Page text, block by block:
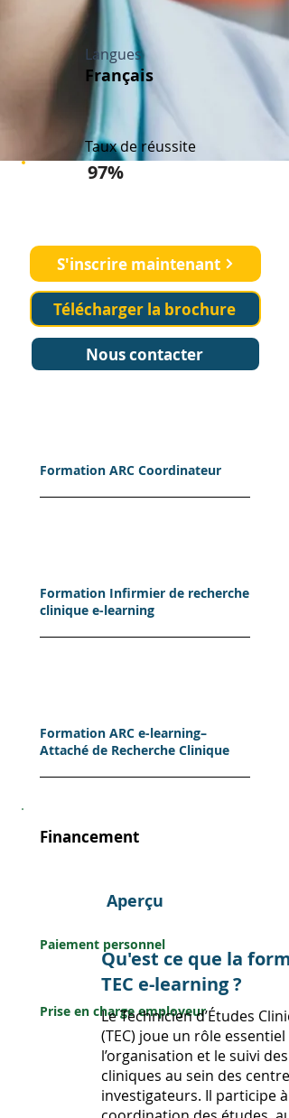
Langues
Français
Taux de réussite
97%
S'inscrire maintenant
Télécharger la brochure
Nous contacter
Formation ARC Coordinateur
Formation Infirmier de recherche
clinique e-learning
Formation ARC e-learning–
Attaché de Recherche Clinique
Financement
nnel
Paiement personnel
Entreprise
Prise en charge employeur
Aperçu
Qu'est ce que la
TEC e-learning ?
Le Technicien d’Études
(TEC) joue un rôle essentiel
l’organisation et le suivi des
cliniques au sein des centres
investigateurs. Il participe à